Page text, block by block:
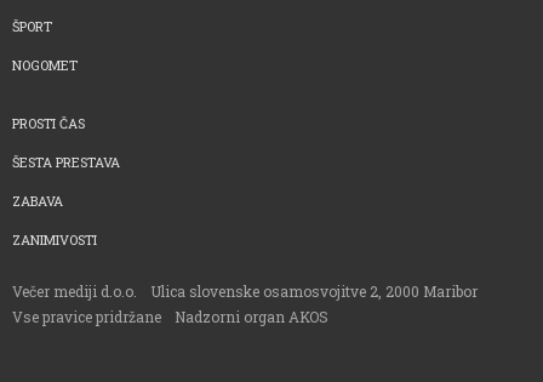
ŠPORT
NOGOMET
PROSTI ČAS
ŠESTA PRESTAVA
ZABAVA
ZANIMIVOSTI
Večer mediji d.o.o.
Ulica slovenske osamosvojitve 2, 2000 Maribor
Vse pravice pridržane
Nadzorni organ AKOS